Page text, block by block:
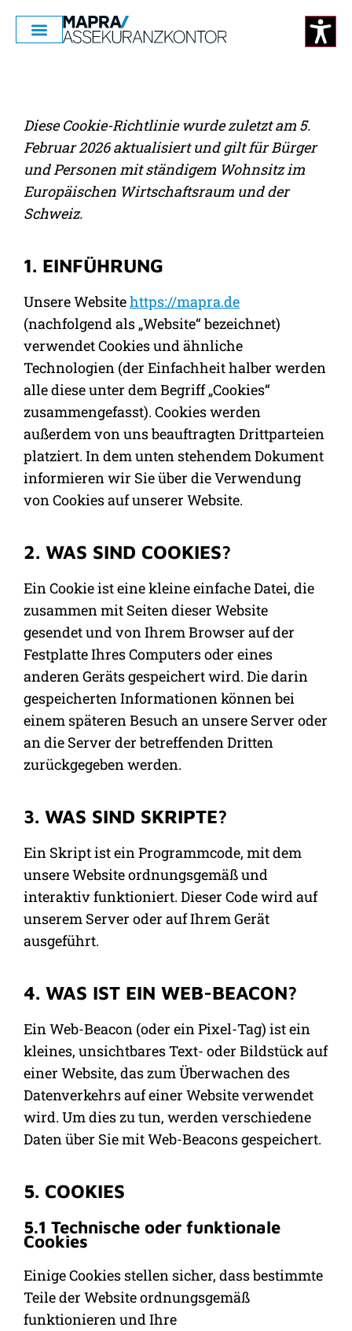
Diese Cookie-Richtlinie wurde zuletzt am 5.
Februar 2026 aktualisiert und gilt für Bürger
und Personen mit ständigem Wohnsitz im
Europäischen Wirtschaftsraum und der
Schweiz.
1. EINFÜHRUNG
Unsere Websitehttps://mapra.de
(nachfolgend als „Website“ bezeichnet)
verwendet Cookies und ähnliche
Technologien (der Einfachheit halber werden
alle diese unter dem Begriff „Cookies“
zusammengefasst). Cookies werden
außerdem von uns beauftragten Drittparteien
platziert. In dem unten stehendem Dokument
informieren wir Sie über die Verwendung
von Cookies auf unserer Website.
2. WAS SIND COOKIES?
Ein Cookie ist eine kleine einfache Datei, die
zusammen mit Seiten dieser Website
gesendet und von Ihrem Browser auf der
Festplatte Ihres Computers oder eines
anderen Geräts gespeichert wird. Die darin
gespeicherten Informationen können bei
einem späteren Besuch an unsere Server oder
an die Server der betreffenden Dritten
zurückgegeben werden.
3. WAS SIND SKRIPTE?
Ein Skript ist ein Programmcode, mit dem
unsere Website ordnungsgemäß und
interaktiv funktioniert. Dieser Code wird auf
unserem Server oder auf Ihrem Gerät
ausgeführt.
4. WAS IST EIN WEB-BEACON?
Ein Web-Beacon (oder ein Pixel-Tag) ist ein
kleines, unsichtbares Text- oder Bildstück auf
einer Website, das zum Überwachen des
Datenverkehrs auf einer Website verwendet
wird. Um dies zu tun, werden verschiedene
Daten über Sie mit Web-Beacons gespeichert.
5. COOKIES
5.1 Technische oder funktionale
Cookies
Einige Cookies stellen sicher, dass bestimmte
Teile der Website ordnungsgemäß
funktionieren und Ihre